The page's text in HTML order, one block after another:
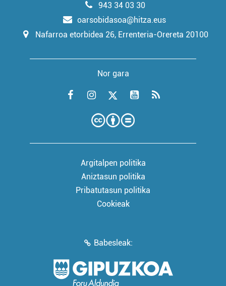
943 34 03 30
oarsobidasoa@hitza.eus
Nafarroa etorbidea 26, Errenteria-Orereta 20100
Nor gara
Argitalpen politika
Aniztasun politika
Pribatutasun politika
Cookieak
Babesleak: